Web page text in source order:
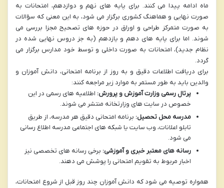
ماه ادامه پیدا می کنند. برای پایه های نهم و دوازدهم، امتحانات به
صورت نهایی و هماهنگ کشوری برگزار می شود، به این معنی که سؤالات
به صورت متمرکز طراحی و اوراق در حوزه های تصحیح مجزا بررسی می
شوند. اما برای پایه های دهم و یازدهم (به جز دروس نهایی شده در
نظام جدید)، امتحانات به صورت داخلی و توسط خود مدارس برگزار می
گردد.
برای دریافت اطلاعات دقیق و به روز از برنامه امتحانی، دانش آموزان و
والدین باید به طور مستمر به موارد زیر مراجعه کنند:
پرتال رسمی وزارت آموزش و پرورش: اطلاعیه های رسمی در این
خصوص در سایت های وزارتخانه منتشر می شوند.
مدرسه محل تحصیل: برنامه امتحانی دقیق هر مدرسه، از طریق
تابلو اعلانات، وب سایت یا شبکه های اجتماعی مدرسه اطلاع رسانی
می شود.
رسانه های معتبر خبری و آموزشی: برخی رسانه های تخصصی نیز
اخبار مربوط به تقویم امتحانی را پوشش می دهند.
همواره توصیه می شود که دانش آموزان چند روز قبل از شروع امتحانات،